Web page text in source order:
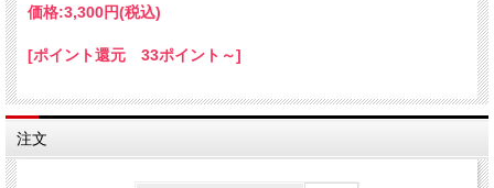
価格:3,300円(税込)
[ポイント還元 33ポイント～]
注文